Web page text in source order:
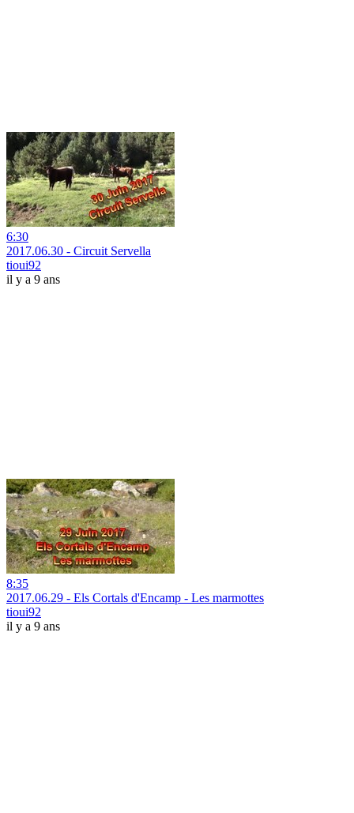
6:30
2017.06.30 - Circuit Servella
tioui92
il y a 9 ans
8:35
2017.06.29 - Els Cortals d'Encamp - Les marmottes
tioui92
il y a 9 ans